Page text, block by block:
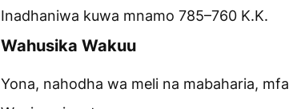
Inadhaniwa kuwa mnamo 785–760 K.K.
Wahusika Wakuu
Yona, nahodha wa meli na mabaharia,